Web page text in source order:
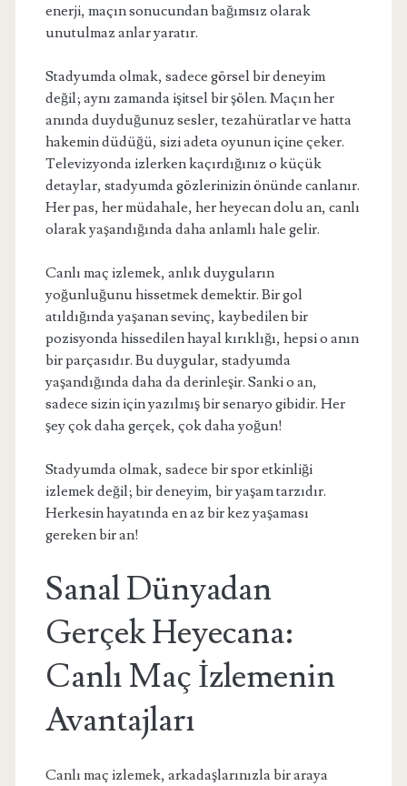
enerji, maçın sonucundan bağımsız olarak
unutulmaz anlar yaratır.
Stadyumda olmak, sadece görsel bir deneyim
değil; aynı zamanda işitsel bir şölen. Maçın her
anında duyduğunuz sesler, tezahüratlar ve hatta
hakemin düdüğü, sizi adeta oyunun içine çeker.
Televizyonda izlerken kaçırdığınız o küçük
detaylar, stadyumda gözlerinizin önünde canlanır.
Her pas, her müdahale, her heyecan dolu an, canlı
olarak yaşandığında daha anlamlı hale gelir.
Canlı maç izlemek, anlık duyguların
yoğunluğunu hissetmek demektir. Bir gol
atıldığında yaşanan sevinç, kaybedilen bir
pozisyonda hissedilen hayal kırıklığı, hepsi o anın
bir parçasıdır. Bu duygular, stadyumda
yaşandığında daha da derinleşir. Sanki o an,
sadece sizin için yazılmış bir senaryo gibidir. Her
şey çok daha gerçek, çok daha yoğun!
Stadyumda olmak, sadece bir spor etkinliği
izlemek değil; bir deneyim, bir yaşam tarzıdır.
Herkesin hayatında en az bir kez yaşaması
gereken bir an!
Sanal Dünyadan
Gerçek Heyecana:
Canlı Maç İzlemenin
Avantajları
Canlı maç izlemek, arkadaşlarınızla bir araya